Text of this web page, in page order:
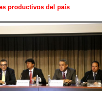
productivos del país